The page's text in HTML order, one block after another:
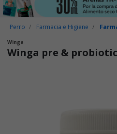
Perro Farmacia e Higiene
Winga
Winga pre &